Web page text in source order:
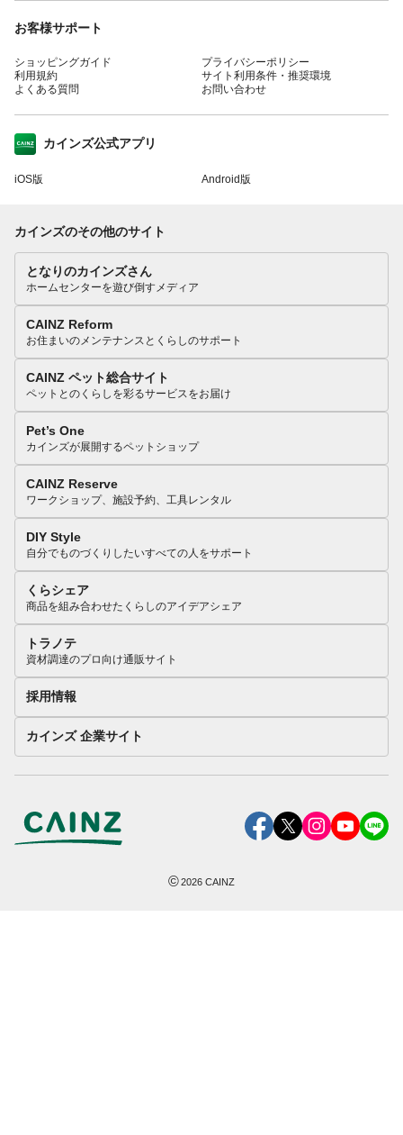
お客様サポート
ショッピングガイド
利用規約
よくある質問
プライバシーポリシー
サイト利用条件・推奨環境
お問い合わせ
カインズ公式アプリ
iOS版 Android版
カインズのその他のサイト
となりのカインズさん
ホームセンターを遊び倒すメディア
CAINZ Reform
お住まいのメンテナンスとくらしのサポート
CAINZ ペット総合サイト
ペットとのくらしを彩るサービスをお届け
Pet’s One
カインズが展開するペットショップ
CAINZ Reserve
ワークショップ、施設予約、工具レンタル
DIY Style
自分でものづくりしたいすべての人をサポート
くらシェア
商品を組み合わせたくらしのアイデアシェア
トラノテ
資材調達のプロ向け通販サイト
採用情報
カインズ 企業サイト
©2026 CAINZ